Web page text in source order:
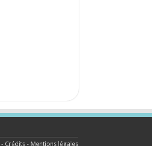
-Crédits -Mentions légales